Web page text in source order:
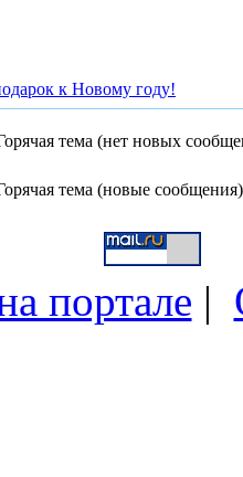
к Новому году!
тема (нет новых
тема (новые сообщения)
портале |